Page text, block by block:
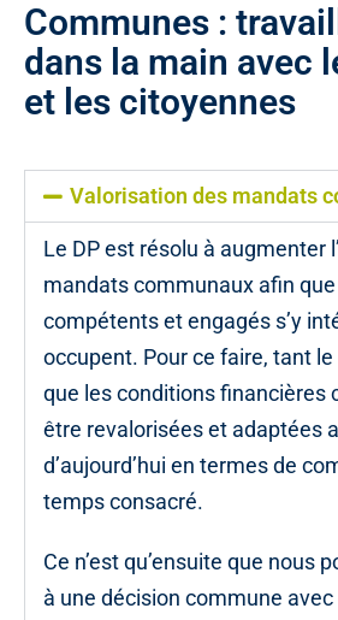
Communes :
dans la main avec
et les citoyennes
Valorisation des mandats
Le DP est résolu à augmenter
mandats communaux afin
compétents et engagés s’y
occupent. Pour ce faire, tant
que les conditions financières
être revalorisées et adaptées
d’aujourd’hui en termes de
temps consacré.
Ce n’est qu’ensuite que nous
à une décision commune avec